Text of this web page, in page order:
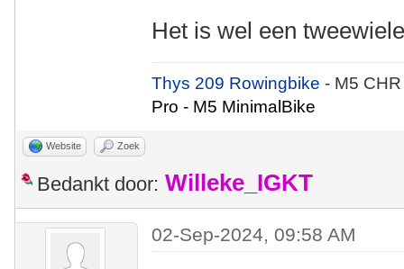
Het is wel een
Thys 209 Rowingbike- M5
Pro - M5 MinimalBike
Website Zoek
Bedankt door: Willeke_IGKT
02-Sep-2024, 09:58 AM